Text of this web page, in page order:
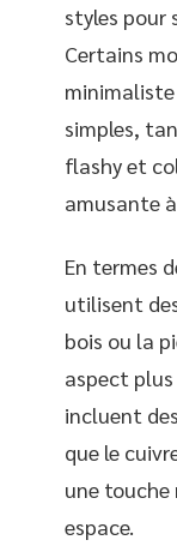
styles pour
Certains
simples,
flashy et
amusante
En termes
utilisent
bois ou la
aspect
incluent
que le
une
espace.